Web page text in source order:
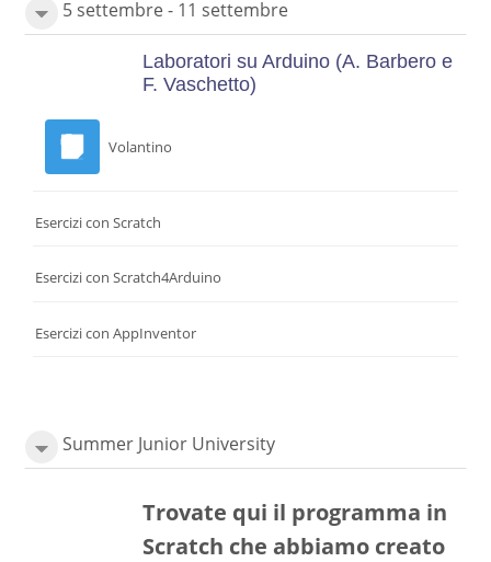
5 settembre - 11 settembre
Laboratori su Arduino (A. Barbero e
F. Vaschetto)
Volantino
Esercizi con Scratch
Esercizi con Scratch4Arduino
Esercizi con AppInventor
Summer Junior University
Trovate qui il programma in
Scratch che abbiamo creato